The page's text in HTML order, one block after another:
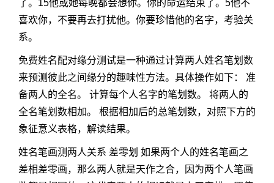
了。15他或她每晚都会想你。你的命运结束了。5他不
喜欢你，不要再去打扰他。你要珍惜他的名字，考验关
系。
免费姓名配对缘分测试是一种通过计算两人姓名笔划数
来预测彼此之间缘分的趣味性方法。具体操作如下： 准
备两人的全名。 计算每个人名字的笔划数。 将两人的
全名笔划数相加。 根据相加后的总笔划数，对照下方的
象征意义表格，解读结果。
姓名笔画测两人关系 差零划 如果两个人的姓名笔画之
差相差零画，那么两人就是天作之合，因为两个人笔画